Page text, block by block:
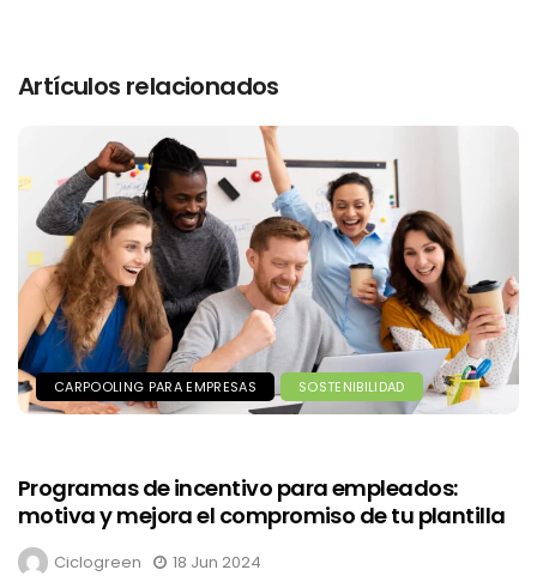
Artículos relacionados
CARPOOLING PARA EMPRESAS SOSTENIBILIDAD
Programas de incentivo para empleados:
motiva y mejora el compromiso de tu plantilla
Ciclogreen 18 Jun 2024